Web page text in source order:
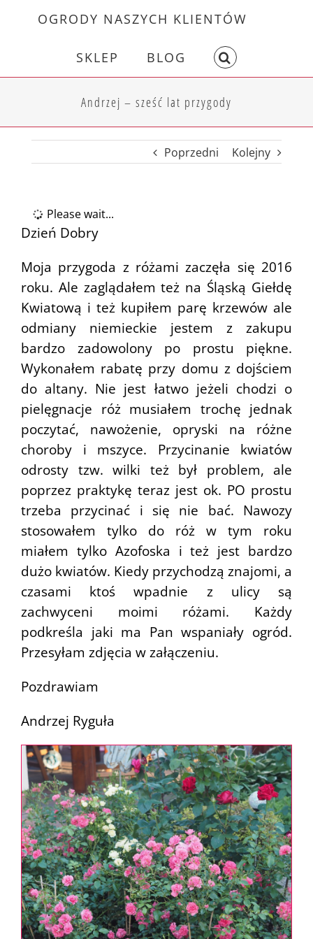
OGRODY NASZYCH KLIENTÓW
SKLEP BLOG
Andrzej – sześć lat przygody
Poprzedni Kolejny
Please wait...
Dzień Dobry
Moja przygoda z różami zaczęła się 2016
roku. Ale zaglądałem też na Śląską Giełdę
Kwiatową i też kupiłem parę krzewów ale
odmiany niemieckie jestem z zakupu
bardzo zadowolony po prostu piękne.
Wykonałem rabatę przy domu z dojściem
do altany. Nie jest łatwo jeżeli chodzi o
pielęgnacje róż musiałem trochę jednak
poczytać, nawożenie, opryski na różne
choroby i mszyce. Przycinanie kwiatów
odrosty tzw. wilki też był problem, ale
poprzez praktykę teraz jest ok. PO prostu
trzeba przycinać i się nie bać. Nawozy
stosowałem tylko do róż w tym roku
miałem tylko Azofoska i też jest bardzo
dużo kwiatów. Kiedy przychodzą znajomi, a
czasami ktoś wpadnie z ulicy są
zachwyceni moimi różami. Każdy
podkreśla jaki ma Pan wspaniały ogród.
Przesyłam zdjęcia w załączeniu.
Pozdrawiam
Andrzej Ryguła